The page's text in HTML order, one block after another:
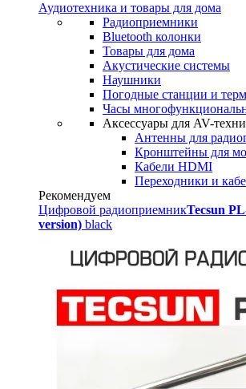
Аудиотехника и товары для дома
Радиоприемники
Bluetooth колонки
Товары для дома
Акустические системы
Наушники
Погодные станции и
Часы
Аксессуары для AV-
Антенны для
Кронштейны для
Кабели HDMI
Переходники и
Рекомендуем
Цифровой радиоприемникTecsun
version) black